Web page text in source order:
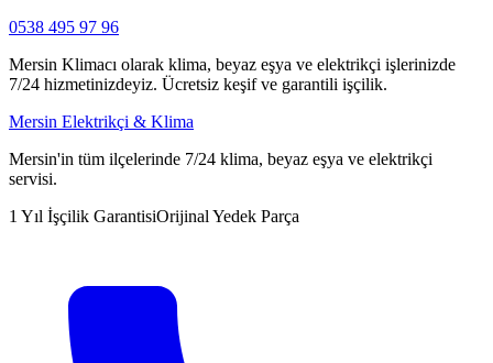
0538 495 97 96
Mersin Klimacı olarak klima, beyaz eşya ve elektrikçi işlerinizde
7/24 hizmetinizdeyiz. Ücretsiz keşif ve garantili işçilik.
Mersin Elektrikçi & Klima
Mersin'in tüm ilçelerinde 7/24 klima, beyaz eşya ve elektrikçi
servisi.
1 Yıl İşçilik GarantisiOrijinal Yedek Parça